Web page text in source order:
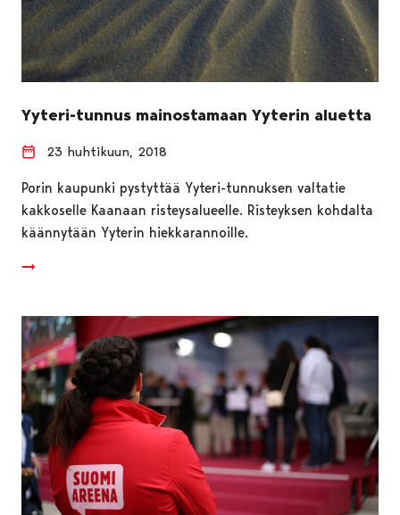
Yyteri-tunnus mainostamaan Yyterin aluetta
23 huhtikuun, 2018
Porin kaupunki pystyttää Yyteri-tunnuksen valtatie
kakkoselle Kaanaan risteysalueelle. Risteyksen kohdalta
käännytään Yyterin hiekkarannoille.